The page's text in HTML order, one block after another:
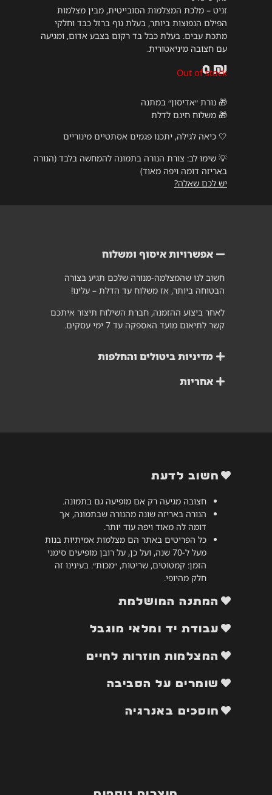
זניט – מלכת המצלמות הסובייטית, מבין מצלמות
הפילם הנפוצות ביותר, בעלת גוף ברזל כבד וחלקי
מתכת עבים. בעלת כבל בד רקום בצבע אדום, ומגיעה
עם חצובה מיניאטורית.
0₪
Out of stock
🎁 נורת ״אדיסון״ במתנה
🎁 משלוח חינם לדלת
🤍 כיאה לגילה, יתכנו פגמים אסתטיים מינוריים
💡 שימו לב: צורת הנורה בתמונה להמחשה בלבד (הנורה
באריזה דומה ויפה מאוד)
יש לכם שאלה?
חשוב לדעת
חצובה מגיעה רק אם מופיעה גם בתמונה.
הנורה באריזה שונה מהנורה שבתמונה, אך
דומה לה מאוד ויפה עוד יותר.
כל הפריטים באתר הם מצלמות אמיתיות בנות
מעל ל-70 שנה, ועל כן, על רובן מופיעים סימני
הזמן: קמטוטים, שריטות, ״מכות״. בעינינו זה
חלק מהיופי.
המתנה המושלמת
עבודת יד ומלאי מוגבל
המצלמות חוזרות לחיים
שומרים על הסביבה
חוסכים באנרגיה
אפשרויות איסוף ומשלוח
חשוב לנו שהמצלמה-מנורה שלכם תגיע בצורה
הבטוחה ביותר, אז משלוח עד הדלת – עלינו!
לאחר ביצוע ההזמנה, חברת השילוח תיצור איתכם
קשר לתיאום מועד האספקה עד 7 ימי עסקים.
מדיניות ביטולים והחלפות
אחריות